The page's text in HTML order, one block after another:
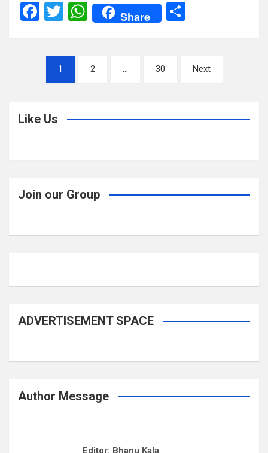
F
ce
o
k
T
tt
W
h
s
A
p
Share
e
pagination
1 2 … 30 Next
Like Us
Join our Group
ADVERTISEMENT SPACE
Author Message
Editor: Bhanu Kala